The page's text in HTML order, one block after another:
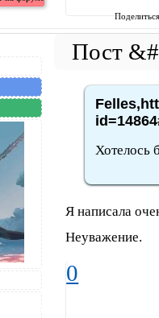
Хотелось
Я написала
Неуважение.
0